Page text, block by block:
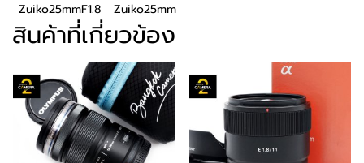
Zuiko25mmF1.8 Zuiko25mm
สินค้าที่เกี่ยวข้อง